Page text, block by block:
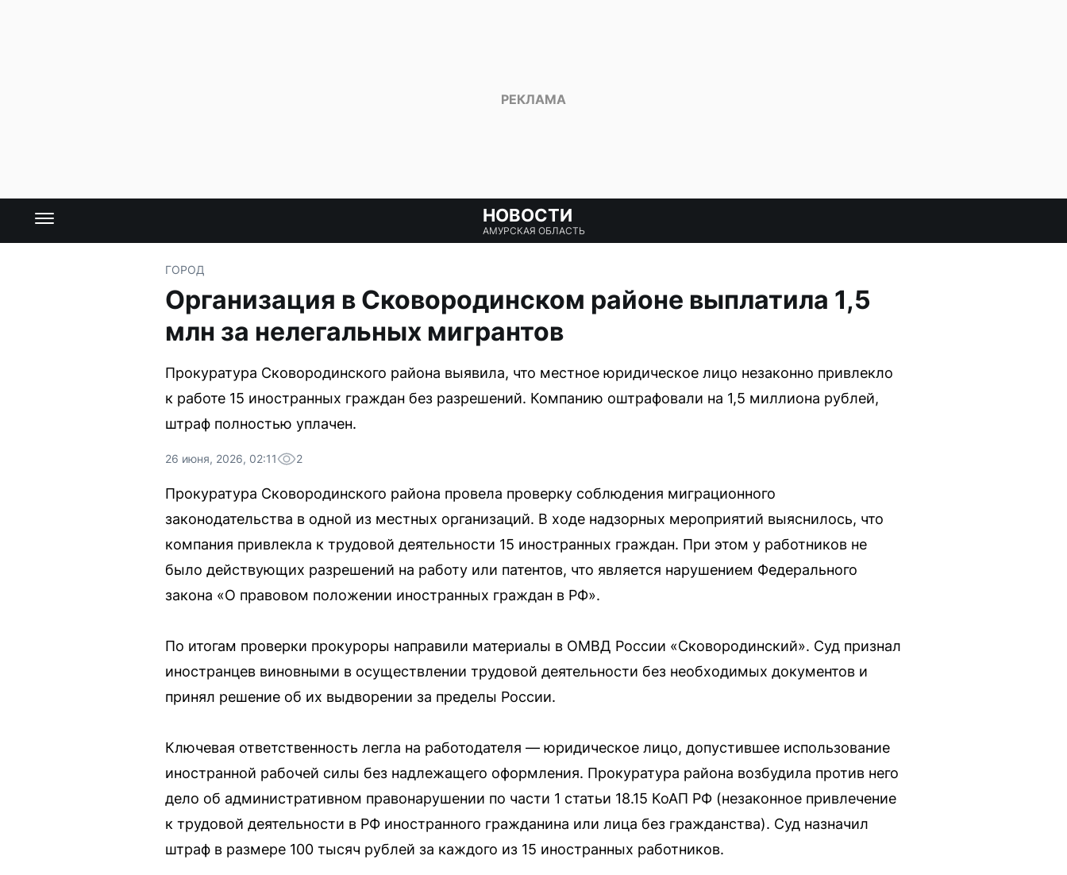
НОВОСТИ
АМУРСКАЯ ОБЛАСТЬ
ГОРОД
Организация в Сковородинском районе выплатила 1,5
млн за нелегальных мигрантов
Прокуратура Сковородинского района выявила, что местное юридическое лицо незаконно привлекло
к работе 15 иностранных граждан без разрешений. Компанию оштрафовали на 1,5 миллиона рублей,
штраф полностью уплачен.
26 июня, 2026, 02:11 2
Прокуратура Сковородинского района провела проверку соблюдения миграционного
законодательства в одной из местных организаций. В ходе надзорных мероприятий выяснилось, что
компания привлекла к трудовой деятельности 15 иностранных граждан. При этом у работников не
было действующих разрешений на работу или патентов, что является нарушением Федерального
закона «О правовом положении иностранных граждан в РФ».
По итогам проверки прокуроры направили материалы в ОМВД России «Сковородинский». Суд признал
иностранцев виновными в осуществлении трудовой деятельности без необходимых документов и
принял решение об их выдворении за пределы России.
Ключевая ответственность легла на работодателя — юридическое лицо, допустившее использование
иностранной рабочей силы без надлежащего оформления. Прокуратура района возбудила против него
дело об административном правонарушении по части 1 статьи 18.15 КоАП РФ (незаконное привлечение
к трудовой деятельности в РФ иностранного гражданина или лица без гражданства). Суд назначил
штраф в размере 100 тысяч рублей за каждого из 15 иностранных работников.